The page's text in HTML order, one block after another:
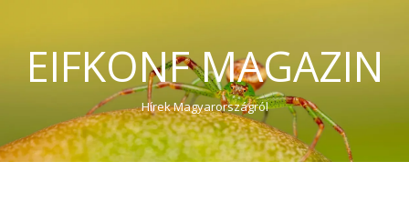
EIFKONF MAGAZIN
Hírek Magyarországról